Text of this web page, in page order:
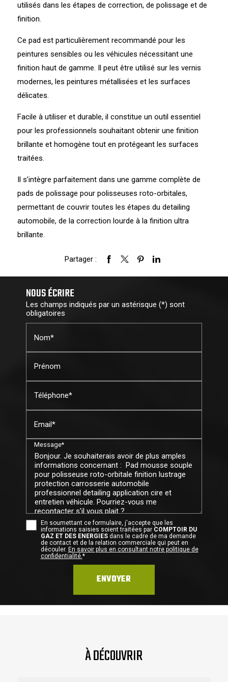
utilisés dans les étapes de correction, de polissage et de
finition.
Ce pad est particulièrement recommandé pour les
peintures sensibles ou les véhicules nécessitant une
finition haut de gamme. Il peut être utilisé sur les vernis
modernes, les peintures métallisées et les surfaces
délicates.
Facile à utiliser et durable, il constitue un outil essentiel
pour les professionnels souhaitant obtenir une finition
brillante et homogène tout en protégeant les surfaces
traitées.
Il s’intègre parfaitement dans une gamme complète de
pads de polissage pour polisseuses roto-orbitales,
permettant de couvrir toutes les étapes du detailing
automobile, de la correction lourde à la finition ultra
brillante.
Partager :
NOUS ÉCRIRE
Les champs indiqués par un astérisque (*) sont
obligatoires
Nom*
Prénom
Téléphone*
Email*
Message*
En soumettant ce formulaire, j'accepte que les
informations saisies soient traitées par COMPTOIR DU
GAZ ET DES ENERGIESdans le cadre de ma demande
de contact et de la relation commerciale qui peut en
découler. En savoir plus en consultant notre politique de
confidentialité.*
À DÉCOUVRIR